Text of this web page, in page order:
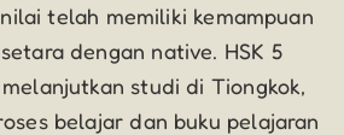
telah memiliki kemampuan
dengan native. HSK 5
studi di Tiongkok,
belajar dan buku pelajaran